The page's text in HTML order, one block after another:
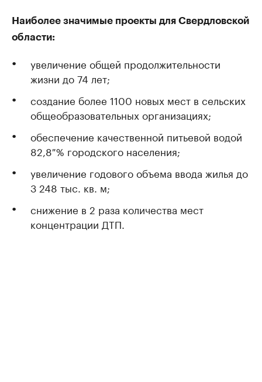
Наиболее значимые проекты для Свердловской
области:
увеличение общей продолжительности
жизни до 74 лет;
создание более 1100 новых мест в сельских
общеобразовательных организациях;
обеспечение качественной питьевой водой
82,8 % городского населения;
увеличение годового объема ввода жилья до
3 248 тыс. кв. м;
снижение в 2 раза количества мест
концентрации ДТП.